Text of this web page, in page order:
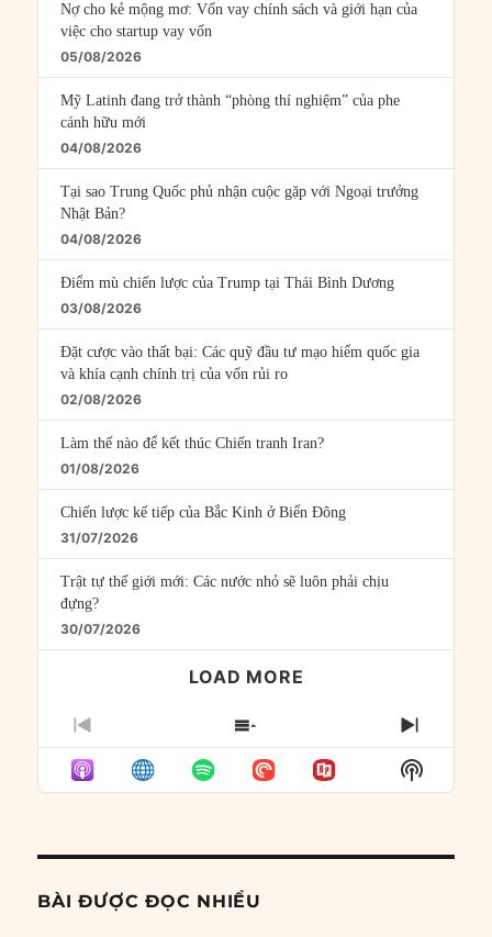
Nợ cho kẻ mộng mơ: Vốn vay chính sách và giới hạn của
việc cho startup vay vốn
05/08/2026
Mỹ Latinh đang trở thành “phòng thí nghiệm” của phe
cánh hữu mới
04/08/2026
Tại sao Trung Quốc phủ nhận cuộc gặp với Ngoại trưởng
Nhật Bản?
04/08/2026
Điểm mù chiến lược của Trump tại Thái Bình Dương
03/08/2026
Đặt cược vào thất bại: Các quỹ đầu tư mạo hiểm quốc gia
và khía cạnh chính trị của vốn rủi ro
02/08/2026
Làm thế nào để kết thúc Chiến tranh Iran?
01/08/2026
Chiến lược kế tiếp của Bắc Kinh ở Biển Đông
31/07/2026
Trật tự thế giới mới: Các nước nhỏ sẽ luôn phải chịu
đựng?
30/07/2026
LOAD MORE
PREVIOUS
EPISODE
SHOW
EPISODES
LIST
NEXT
Show
Podcast
BÀI ĐƯỢC ĐỌC NHIỀU